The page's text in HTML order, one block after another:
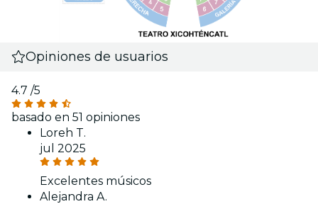
Opiniones de usuarios
4.7 /5
basado en 51 opiniones
Loreh T.
jul 2025
Excelentes músicos
Alejandra A.